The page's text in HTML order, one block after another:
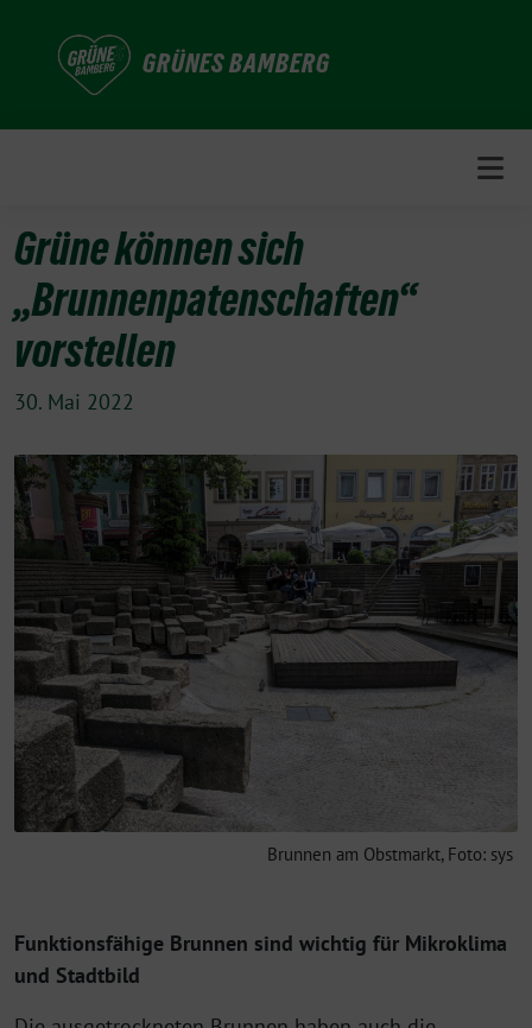
GRÜNES BAMBERG
Grüne können sich
„Brunnenpatenschaften“
vorstellen
30. Mai 2022
Brunnen am Obstmarkt, Foto: sys
Funktionsfähige Brunnen sind wichtig für Mikroklima
und Stadtbild